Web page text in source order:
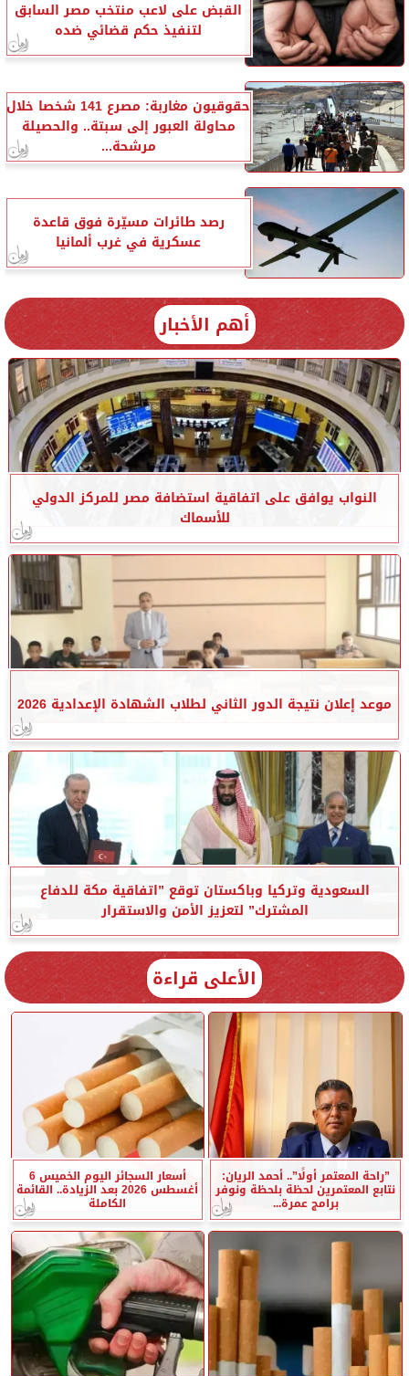
القبض على لاعب منتخب مصر السابق
لتنفيذ حكم قضائي ضده
حقوقيون مغاربة: مصرع 141 شخصا خلال
محاولة العبور إلى سبتة.. والحصيلة
مرشحة...
رصد طائرات مسيّرة فوق قاعدة
عسكرية في غرب ألمانيا
أهم الأخبار
النواب يوافق على اتفاقية استضافة مصر للمركز الدولي
للأسماك
موعد إعلان نتيجة الدور الثاني لطلاب الشهادة الإعدادية 2026
السعودية وتركيا وباكستان توقع ”اتفاقية مكة للدفاع
المشترك” لتعزيز الأمن والاستقرار
الأعلى قراءة
”راحة المعتمر أولًا”.. أحمد الريان:
نتابع المعتمرين لحظة بلحظة ونوفر
برامج عمرة...
أسعار السجائر اليوم الخميس 6
أغسطس 2026 بعد الزيادة.. القائمة
الكاملة